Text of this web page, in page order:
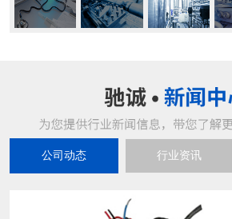
公司动态 行业资讯